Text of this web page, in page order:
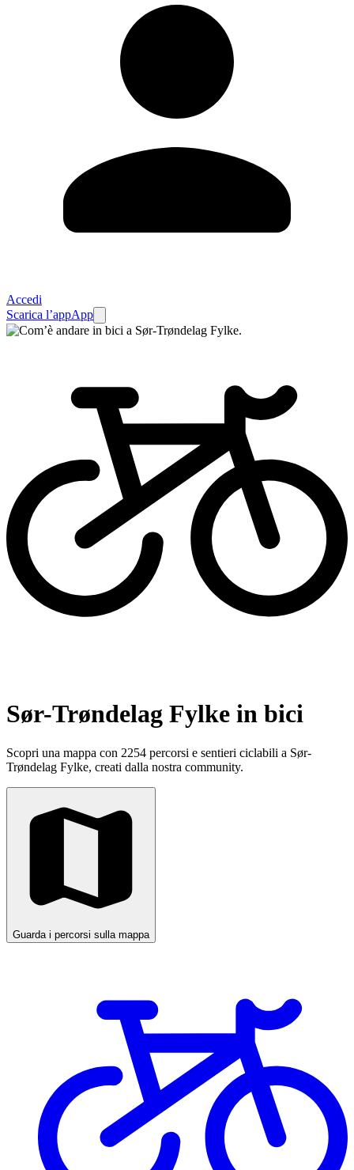
Accedi
Scarica l’appApp
Sør-Trøndelag Fylke in bici
Scopri una mappa con 2254 percorsi e sentieri ciclabili a Sør-
Trøndelag Fylke, creati dalla nostra community.
Guarda i percorsi sulla mappa